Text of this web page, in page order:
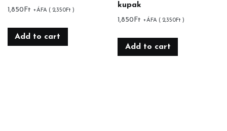
1,850 Ft +ÁFA ( 2,350Ft )
Add to cart
kupak
1,850 Ft +ÁFA ( 2,350Ft )
Add to cart